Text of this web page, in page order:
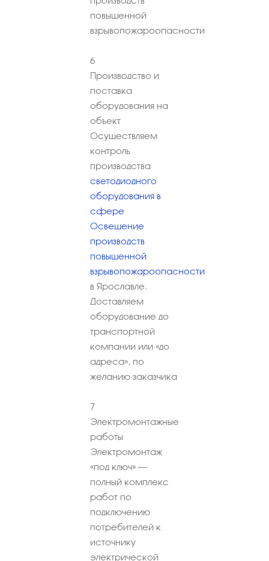
повышенной
взрывопожароопасности
6
Производство и
поставка
оборудования на
объект
Осуществляем
контроль
производства
светодиодного
оборудования в
сфере
Освещение
производств
повышенной
взрывопожароопасности
в Ярославле.
Доставляем
оборудование до
транспортной
компании или «до
адреса», по
желанию заказчика
7
Электромонтажные
работы
Электромонтаж
«под ключ» –
полный комплекс
работ по
подключению
потребителей к
источнику
электрической